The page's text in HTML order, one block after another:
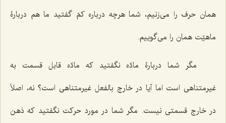
همان حرف را می‌زنیم، شما هرچه درباره کمّ گفتید ما هم دربارۀ
ماهیّت همان را می‌گوییم.
مگر شما دربارۀ مادّه نگفتید که مادّه قابل قسمت به
غیرمتناهی است اما آیا در خارج بالفعل غیرمتناهی است؟ نه، اصلاً
در خارج قسمتی نیست. مگر شما در مورد حرکت نگفتید که ذهن